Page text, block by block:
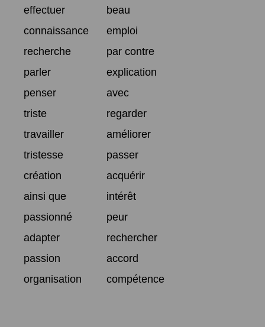
effectuer
beau
connaissance
emploi
recherche
par contre
parler
explication
penser
avec
triste
regarder
travailler
améliorer
tristesse
passer
création
acquérir
ainsi que
intérêt
passionné
peur
adapter
rechercher
passion
accord
organisation
compétence